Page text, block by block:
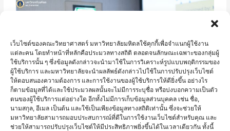
เว็บไซต์ของคณะวิทยาศาสตร์ มหาวิทยาลัยมหิดลใช้คุกกี้เพื่อจำแนกผู้ใช้งาน
แต่ละคน โดยทำหน้าที่หลักคือประมวลทางสถิติ ตลอดจนลักษณะเฉพาะของกลุ่มผู้
ใช้บริการนั้น ๆ ซึ่งข้อมูลดังกล่าวจะนำมาใช้ในการวิเคราะห์รูปแบบพฤติกรรมของ
ผู้ใช้บริการ และมหาวิทยาลัยจะนำผลลัพธ์ดังกล่าวไปใช้ในการปรับปรุงเว็บไซต์
ให้ตอบสนองความต้องการ และการใช้งานของผู้ใช้บริการให้ดียิ่งขึ้น อย่างไร
ก็ตามข้อมูลที่ได้และใช้ประมวลผลนั้นจะไม่มีการระบุชื่อ หรือบ่งบอกความเป็นตัว
ตนของผู้ใช้บริการแต่อย่างใด อีกทั้งไม่มีการเก็บข้อมูลส่วนบุคคล เช่น ชื่อ,
นามสกุล, อีเมล เป็นต้น และใช้เป็นเพียงข้อมูลทางสถิติเท่านั้น ซึ่งจะช่วยให้
มหาวิทยาลัยสามารถมอบประสบการณ์ที่ดีในการใช้งานเว็บไซต์สำหรับคุณ และ
ช่วยให้สามารถปรับปรุงเว็บไซต์ให้มีประสิทธิภาพยิ่งขึ้นได้ในเวลาเดียวกัน ทั้งนี้